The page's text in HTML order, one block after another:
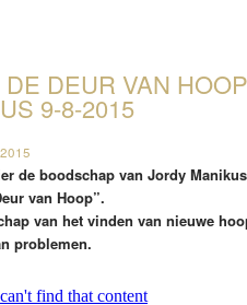
DE DEUR VAN
9-8-2015
de boodschap van Jordy
van Hoop”.
van het vinden van nieuwe
problemen.